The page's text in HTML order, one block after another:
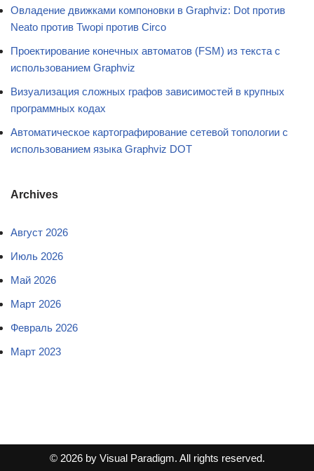
Овладение движками компоновки в Graphviz: Dot против
Neato против Twopi против Circo
Проектирование конечных автоматов (FSM) из текста с
использованием Graphviz
Визуализация сложных графов зависимостей в крупных
программных кодах
Автоматическое картографирование сетевой топологии с
использованием языка Graphviz DOT
Archives
Август 2026
Июль 2026
Май 2026
Март 2026
Февраль 2026
Март 2023
© 2026 by Visual Paradigm. All rights reserved.